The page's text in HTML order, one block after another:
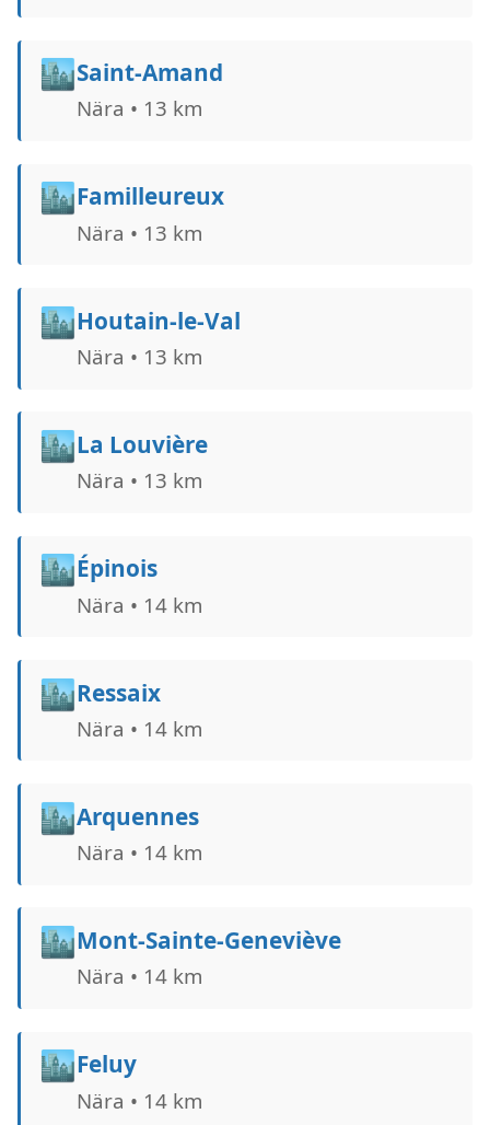
🏙️Saint-Amand
Nära • 13 km
🏙️Familleureux
Nära • 13 km
🏙️Houtain-le-Val
Nära • 13 km
🏙️La Louvière
Nära • 13 km
🏙️Épinois
Nära • 14 km
🏙️Ressaix
Nära • 14 km
🏙️Arquennes
Nära • 14 km
🏙️Mont-Sainte-Geneviève
Nära • 14 km
🏙️Feluy
Nära • 14 km